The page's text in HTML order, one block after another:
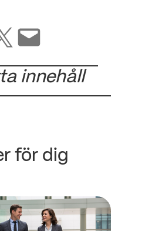
X Dela via e-post
innehåll
för dig